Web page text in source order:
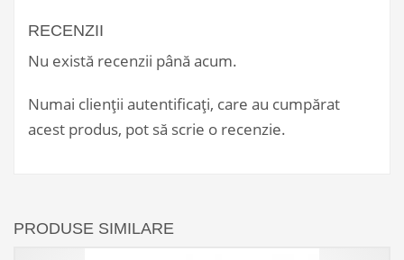
RECENZII
Nu există recenzii până acum.
Numai clienții autentificați, care au cumpărat
acest produs, pot să scrie o recenzie.
PRODUSE SIMILARE